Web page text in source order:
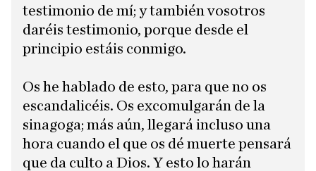
testimonio de mí; y también vosotros
daréis testimonio, porque desde el
principio estáis conmigo.
Os he hablado de esto, para que no os
escandalicéis. Os excomulgarán de la
sinagoga; más aún, llegará incluso una
hora cuando el que os dé muerte pensará
que da culto a Dios. Y esto lo harán